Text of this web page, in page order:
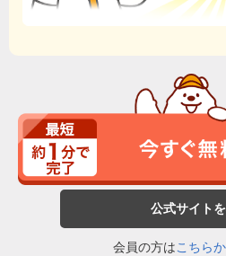
公式サイト
会員の方はこちら